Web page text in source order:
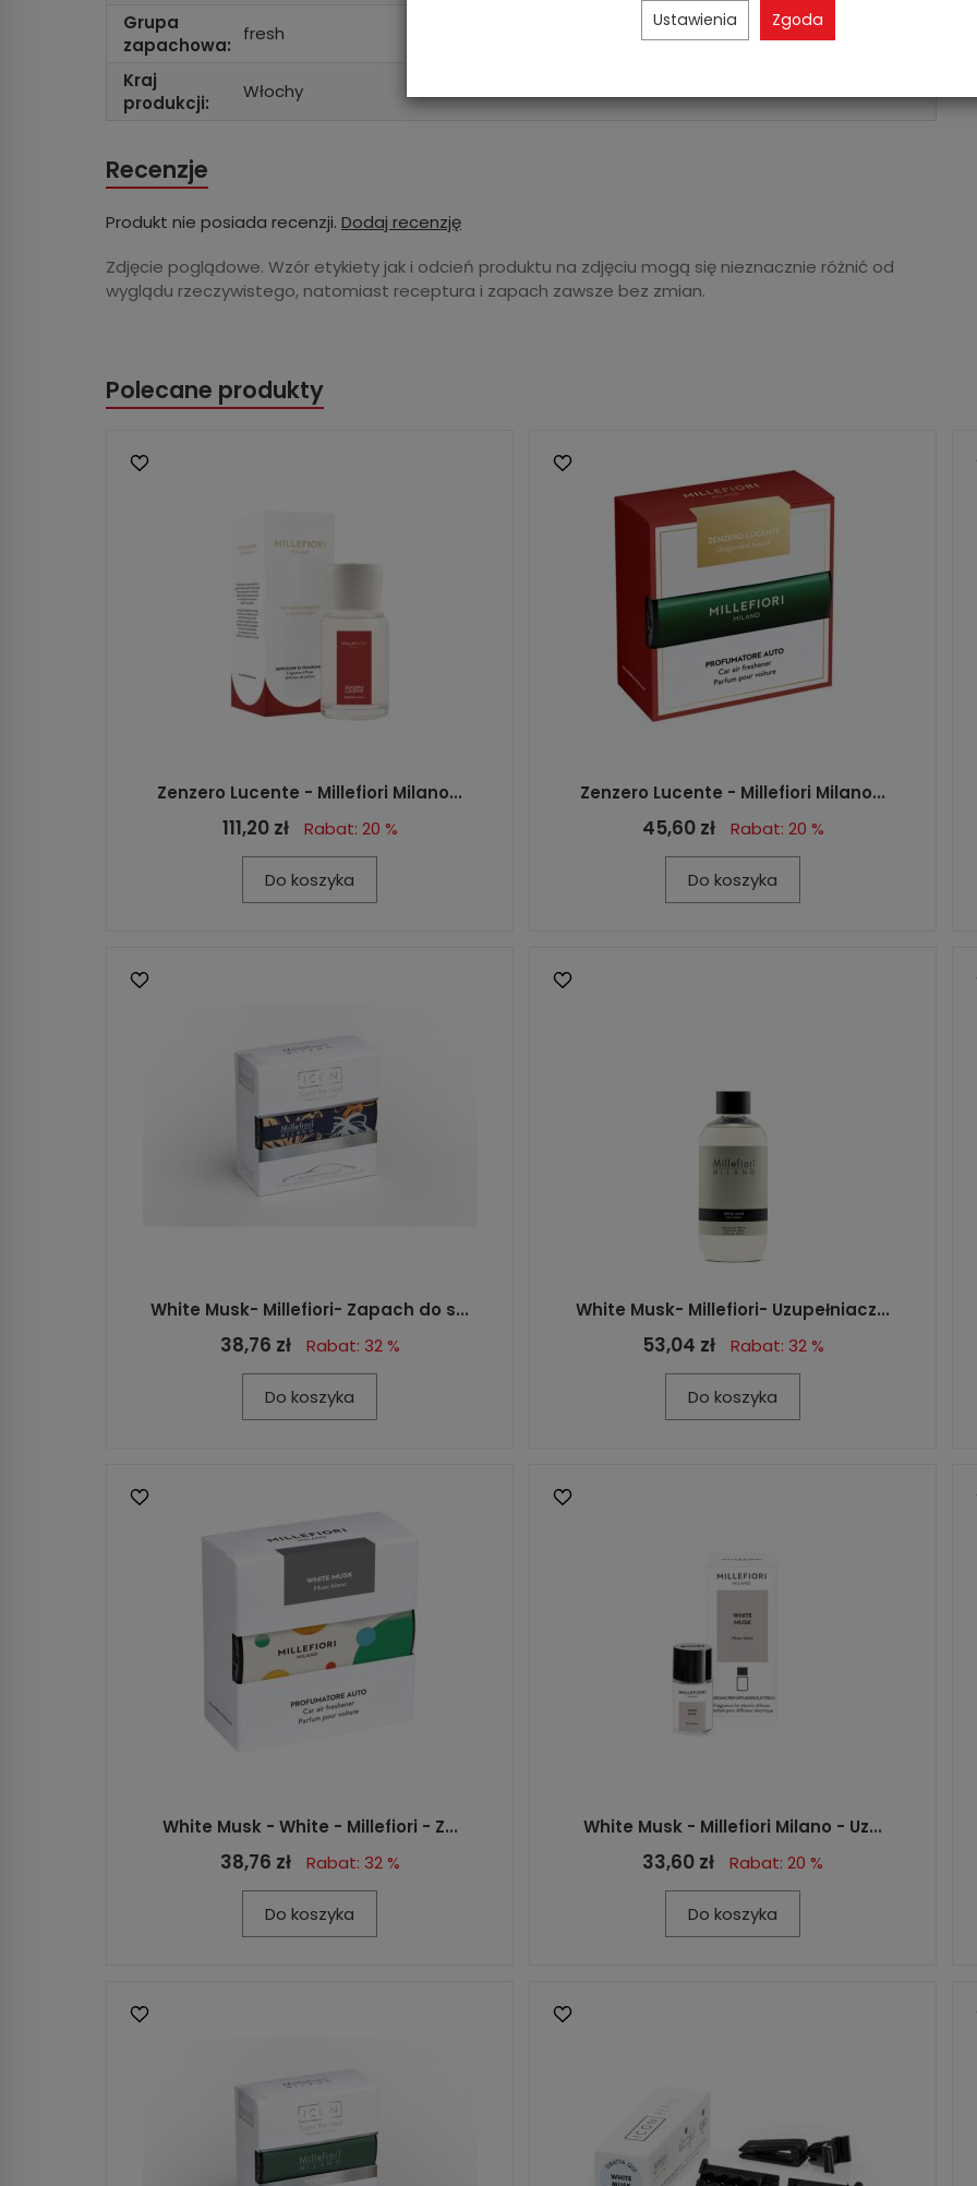
Grupa
zapachowa:
fresh
Kraj
produkcji:
Włochy
Recenzje
Produkt nie posiada recenzji. Dodaj recenzję
Zdjęcie poglądowe. Wzór etykiety jak i odcień produktu na zdjęciu mogą się nieznacznie różnić od
wyglądu rzeczywistego, natomiast receptura i zapach zawsze bez zmian.
Polecane produkty
Zenzero Lucente - Millefiori Milano...
111,20 zł Rabat: 20 %
Do koszyka
Zenzero Lucente - Millefiori Milano...
45,60 zł Rabat: 20 %
Do koszyka
White Musk- Millefiori- Zapach do s...
38,76 zł Rabat: 32 %
Do koszyka
White Musk- Millefiori- Uzupełniacz...
53,04 zł Rabat: 32 %
Do koszyka
White Musk - White - Millefiori - Z...
38,76 zł Rabat: 32 %
Do koszyka
White Musk - Millefiori Milano - Uz...
33,60 zł Rabat: 20 %
Do koszyka
Ustawienia Zgoda